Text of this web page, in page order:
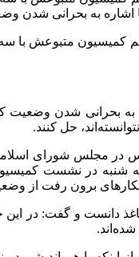
اشاره به بحرانی شدن
متبوعش با سه
به بحرانی شدن وضعیت
حل کنند.
در مجلس شورای
در نشست
برون رفت از
دانست و گفت: در